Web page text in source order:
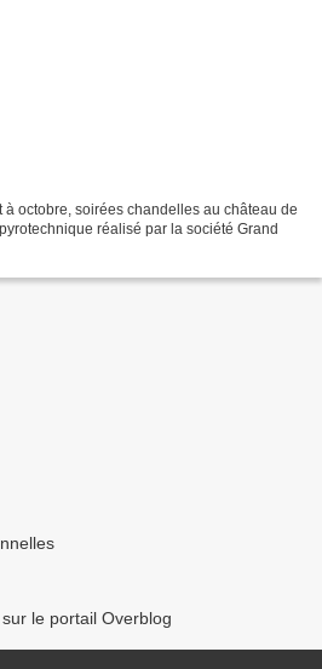
à octobre, soirées chandelles au château de
réalisé par la société Grand
le portail Overblog